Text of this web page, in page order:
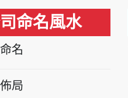
命名風水
名
局